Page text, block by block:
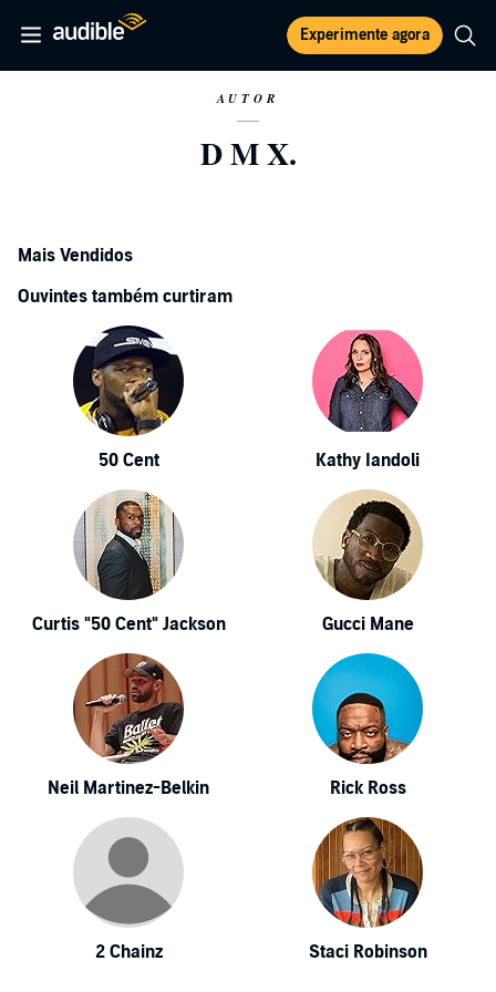
Experimente agora
AUTOR
D M X.
Mais Vendidos
Ouvintes também curtiram
50 Cent Kathy Iandoli
Curtis "50 Cent" Jackson Gucci Mane
Neil Martinez-Belkin Rick Ross
2 Chainz Staci Robinson